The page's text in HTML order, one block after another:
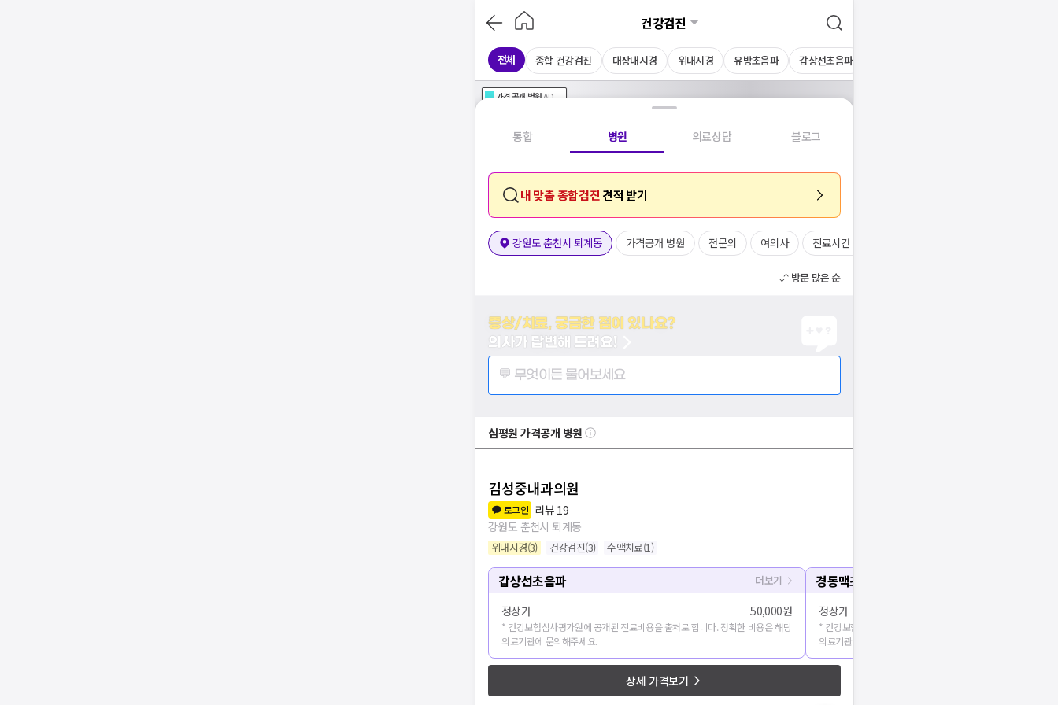
건강검진
전체 종합 건강검진 대장내시경 위내시경 유방초음파 갑상선초음파
가격공개 병원AD
통합 병원 의료상담 블로그
내 맞춤 종합검진 견적 받기
강원도 춘천시 퇴계동 가격공개 병원 전문의 여의사 진료시간
방문 많은 순
증상/치료, 궁금한 점이 있나요?
의사가 답변해 드려요!
💬 무엇이든 물어보세요
심평원 가격공개 병원
김성중내과의원
로그인 리뷰 19
강원도 춘천시 퇴계동
위내시경(3) 건강검진(3) 수액치료(1)
갑상선초음파 더보기
정상가 50,000원
* 건강보험심사평가원에 공개된 진료비용을 출처로 합니다. 정확한 비용은 해당
의료기관에 문의해주세요.
경동맥초음파
정상가
* 건강보험심사평가원에 공개된 진료비용을 출처로 합니다. 정확
의료기관에 문의해주세요.
상세 가격보기